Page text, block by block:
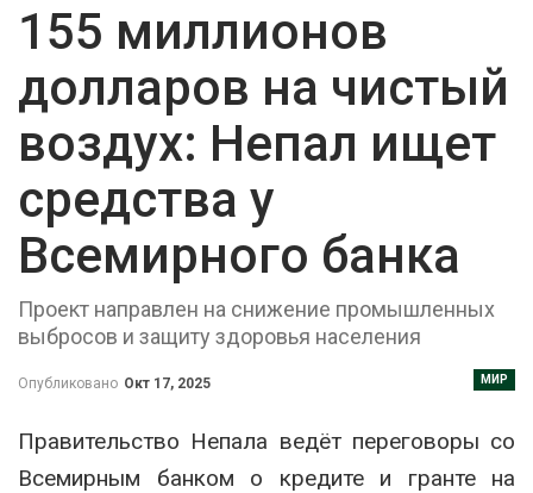
155 миллионов
долларов на чистый
воздух: Непал ищет
средства у
Всемирного банка
Проект направлен на снижение промышленных
выбросов и защиту здоровья населения
МИР
Опубликовано Окт 17, 2025
Правительство Непала ведёт переговоры со
Всемирным банком о кредите и гранте на